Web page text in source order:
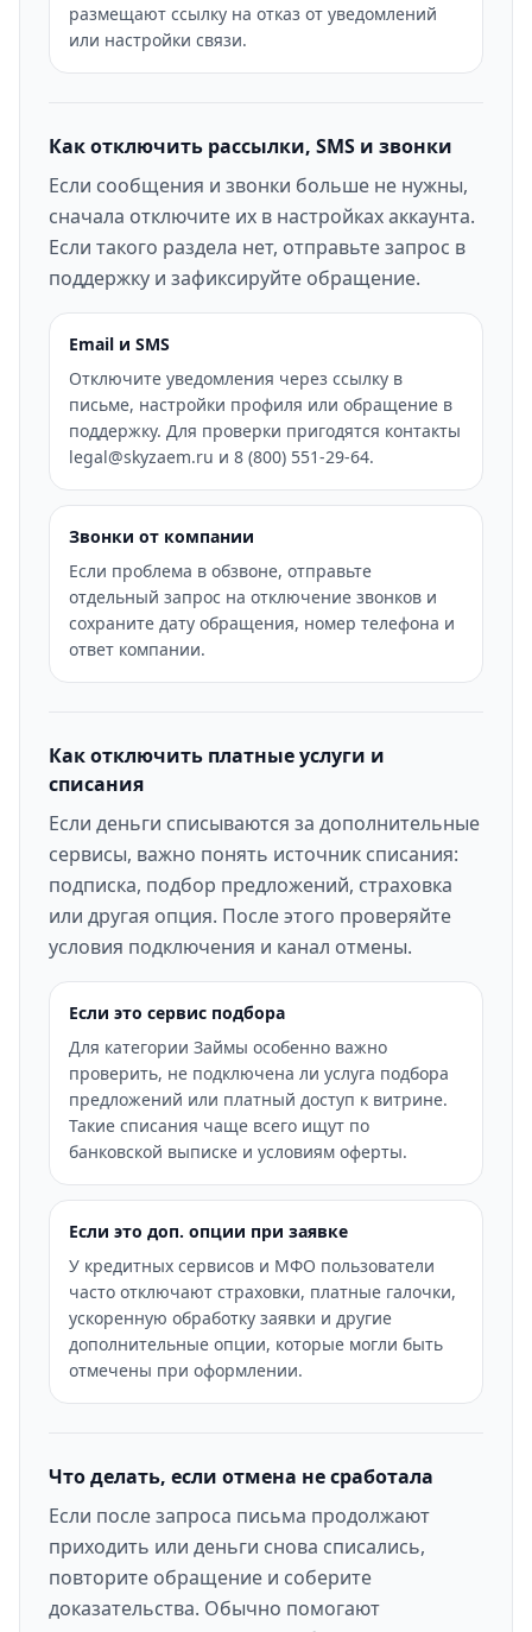
размещают ссылку на отказ от уведомлений
или настройки связи.
Как отключить рассылки, SMS и звонки
Если сообщения и звонки больше не нужны,
сначала отключите их в настройках аккаунта.
Если такого раздела нет, отправьте запрос в
поддержку и зафиксируйте обращение.
Email и SMS
Отключите уведомления через ссылку в
письме, настройки профиля или обращение в
поддержку. Для проверки пригодятся контакты
legal@skyzaem.ru и 8 (800) 551-29-64.
Звонки от компании
Если проблема в обзвоне, отправьте
отдельный запрос на отключение звонков и
сохраните дату обращения, номер телефона и
ответ компании.
Как отключить платные услуги и
списания
Если деньги списываются за дополнительные
сервисы, важно понять источник списания:
подписка, подбор предложений, страховка
или другая опция. После этого проверяйте
условия подключения и канал отмены.
Если это сервис подбора
Для категории Займы особенно важно
проверить, не подключена ли услуга подбора
предложений или платный доступ к витрине.
Такие списания чаще всего ищут по
банковской выписке и условиям оферты.
Если это доп. опции при заявке
У кредитных сервисов и МФО пользователи
часто отключают страховки, платные галочки,
ускоренную обработку заявки и другие
дополнительные опции, которые могли быть
отмечены при оформлении.
Что делать, если отмена не сработала
Если после запроса письма продолжают
приходить или деньги снова списались,
повторите обращение и соберите
доказательства. Обычно помогают